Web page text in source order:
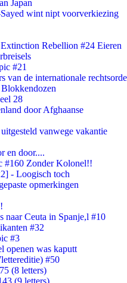
Japan
wint nipt voorverkiezing
Rebellion #24 Eieren
#21
van de internationale rechtsorde
28
door Afghaanse
vanwege vakantie
en door....
#160 Zonder Kolonel!!
- Loogisch toch
opmerkingen
naar Ceuta in Spanje,l #10
#32
#3
openen was kaputt
#50
(8 letters)
(9 letters)